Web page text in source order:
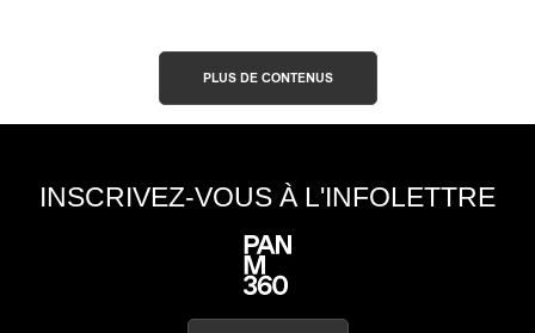
PLUS DE CONTENUS
INSCRIVEZ-VOUS À L'INFOLETTRE